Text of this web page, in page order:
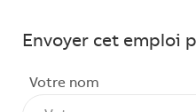
Envoyer cet emploi
Votre nom